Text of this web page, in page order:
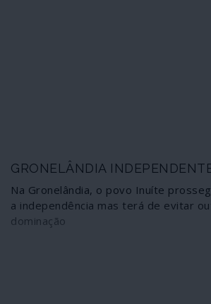
GRONELÂNDIA
Na Gronelândia, o povo Inuíte
a independência mas terá de evitar
dominação